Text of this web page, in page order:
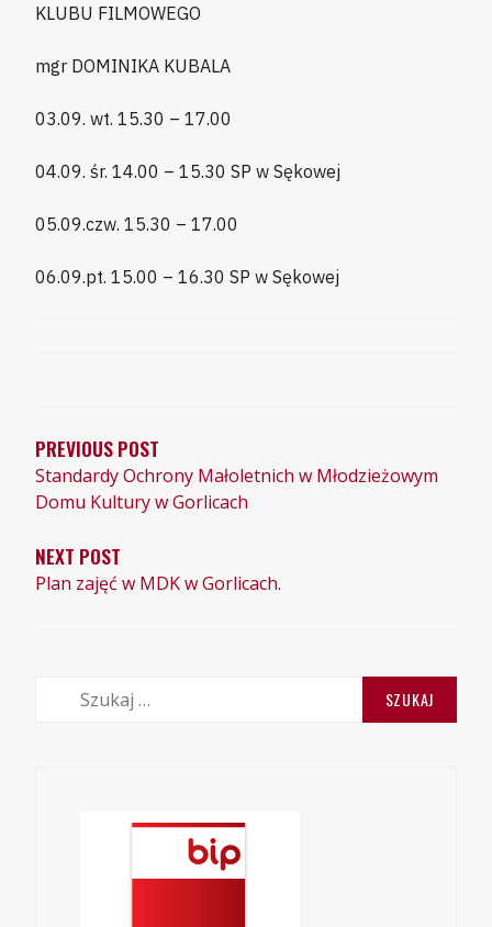
KLUBU FILMOWEGO
mgr DOMINIKA KUBALA
03.09. wt. 15.30 – 17.00
04.09. śr. 14.00 – 15.30 SP w Sękowej
05.09.czw. 15.30 – 17.00
06.09.pt. 15.00 – 16.30 SP w Sękowej
PREVIOUS POST
Standardy Ochrony Małoletnich w Młodzieżowym
Domu Kultury w Gorlicach
NEXT POST
Plan zajęć w MDK w Gorlicach.